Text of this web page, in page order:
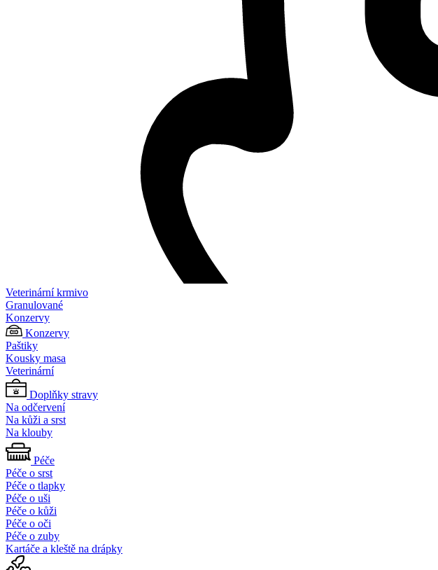
Veterinární krmivo
Granulované
Konzervy
Konzervy
Paštiky
Kousky masa
Veterinární
Doplňky stravy
Na odčervení
Na kůži a srst
Na klouby
Péče
Péče o srst
Péče o tlapky
Péče o uši
Péče o kůži
Péče o oči
Péče o zuby
Kartáče a kleště na drápky